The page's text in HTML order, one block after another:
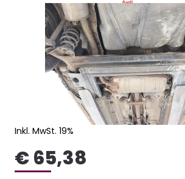
Inkl. MwSt. 19%
€ 65,38